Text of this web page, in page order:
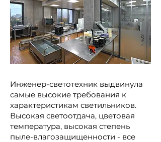
Инженер-светотехник выдвинула
самые высокие требования к
характеристикам светильников.
Высокая светоотдача, цветовая
температура, высокая степень
пыле-влагозащищенности - все